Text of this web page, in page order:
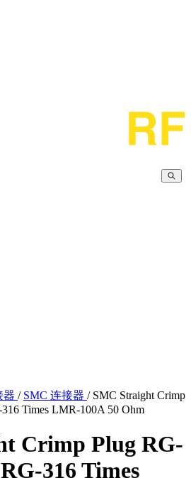
器 / SMC 连接器 / SMC Straight Crimp
Times LMR-100A 50 Ohm
Crimp Plug RG-
316 Times